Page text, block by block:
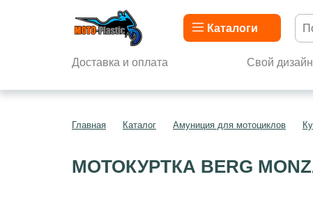
Каталоги
Доставка и оплата Свой дизайн
Главная Каталог Амуниция для мотоциклов
МОТОКУРТКА BERG